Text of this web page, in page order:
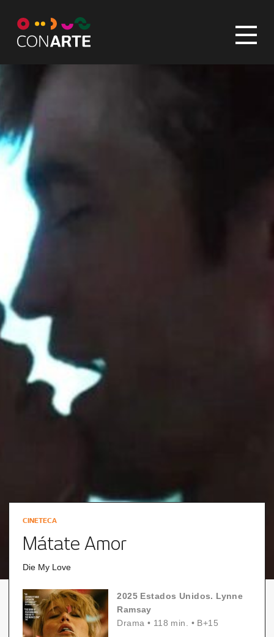
CINETECA
Mátate Amor
Die My Love
2025 Estados Unidos. Lynne
Ramsay
Drama • 118 min. •B+15